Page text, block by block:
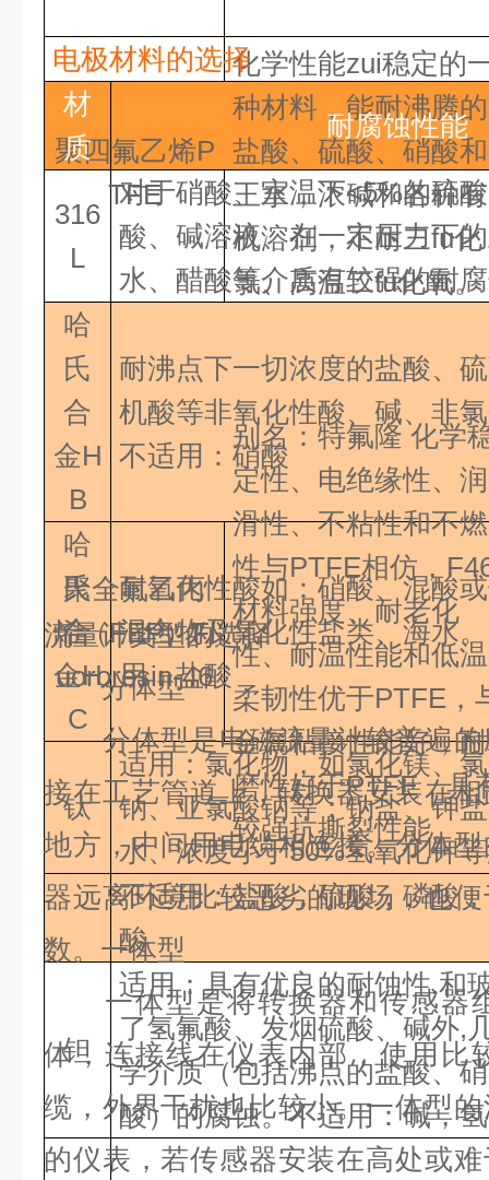
聚四氟乙烯P
TFE
化学性能zui稳定的
种材料，能耐沸腾的
盐酸、硫酸、硝酸和
王水，浓碱和各种有
机溶剂，不耐三fu化
氯、高温二fu化氧。
聚全氟乙丙
烯（FEP）Fl
uororesin-46
别名：特氟隆 化学
定性、电绝缘性、润
滑性、不粘性和不燃
性与PTFE相仿，
材料强度、耐老化
性、耐温性能和低温
柔韧性优于PTFE ，
金属粘接性能好，耐
磨性好于PTFE，具
较强抗撕裂性能。
电极材料的选择
材
质
耐腐蚀性能
316
L
对于硝酸、室温下<5%的硫
酸、碱溶液、在一定压力下
水、醋酸等介质有较强的耐
哈
氏
合
金H
B
耐沸点下一切浓度的盐酸、
机酸等非氧化性酸、碱、
不适用：硝酸
哈
氏
合
金H
C
耐氧化性酸如：硝酸、混酸
混合物及氧化性盐类、
用：盐酸
钛
适用：氯化物，如氯化镁、
钠、亚氯酸钠等；钠盐、钾
水、浓度小于50%氢氧化钾
不适用：盐酸，硫酸，磷酸
酸
钽
适用：具有优良的耐蚀性,和
了氢氟酸、发烟硫酸、碱外,
学介质（包括沸点的盐酸、
酸）的腐蚀。不适用：碱，
流量计类型的选择
分体型
分体型是电磁流量计较普遍的
接在工艺管道上，转换器安装在
地方，中间用电缆相连接。分体
器远离环境比较恶劣的现场，也
数。一体型
一体型是将转换器和传感器
体，连接线在仪表内部，使用比
缆，外界干扰也比较小。一体型
的仪表，若传感器安装在高处或